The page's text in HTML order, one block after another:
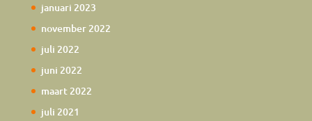
januari 2023
november 2022
juli 2022
juni 2022
maart 2022
juli 2021